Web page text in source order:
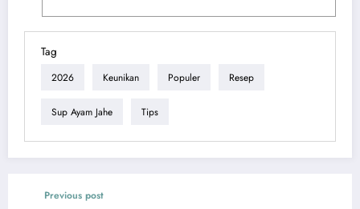
Tag
2026 Keunikan Populer Resep
Sup Ayam Jahe Tips
Previous post